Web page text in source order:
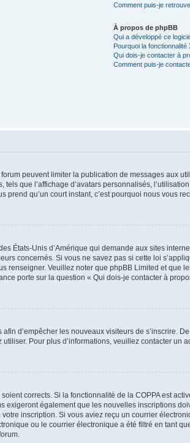
Comment puis-je
À propos de phpBB
Qui a développé ce
Pourquoi la fonctionnalité
Qui dois-je contacter à
Comment puis-je
peuvent limiter la publication de messages aux
que l’affichage d’avatars personnalisés,
prend qu’un court instant, c’est pourquoi nous vous
États-Unis d’Amérique qui demande aux sites
concernés. Si vous ne savez pas si cette loi
Veuillez noter que phpBB Limited et que
porte sur la question « Qui dois-je contacter à
d’empêcher les nouveaux visiteurs de s’inscrire.
Pour plus d’informations, veuillez contacter un
corrects. Si la fonctionnalité de la COPPA est
également que les nouvelles inscriptions
inscription. Si vous aviez reçu un courrier
ou le courrier électronique a été filtré en tant